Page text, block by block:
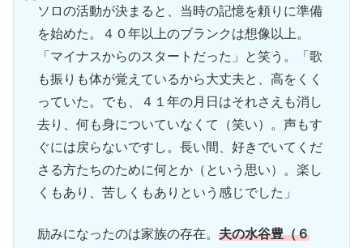
ソロの活動が決まると、当時の記憶を頼りに準備
を始めた。４０年以上のブランクは想像以上。
「マイナスからのスタートだった」と笑う。「歌
も振りも体が覚えているから大丈夫と、高をくく
っていた。でも、４１年の月日はそれさえも消し
去り、何も身についていなくて（笑い）。声もす
ぐには戻らないですし。長い間、好きでいてくだ
さる方たちのために何とか（という思い）。楽し
くもあり、苦しくもありという感じでした」
励みになったのは家族の存在。 夫の水谷豊（６